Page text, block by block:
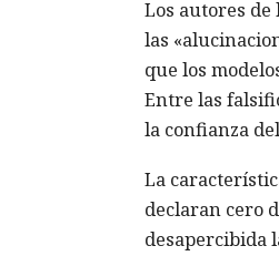
Los autores de
las
que los
Entre las
la confianza
La
declaran cero
desapercibida